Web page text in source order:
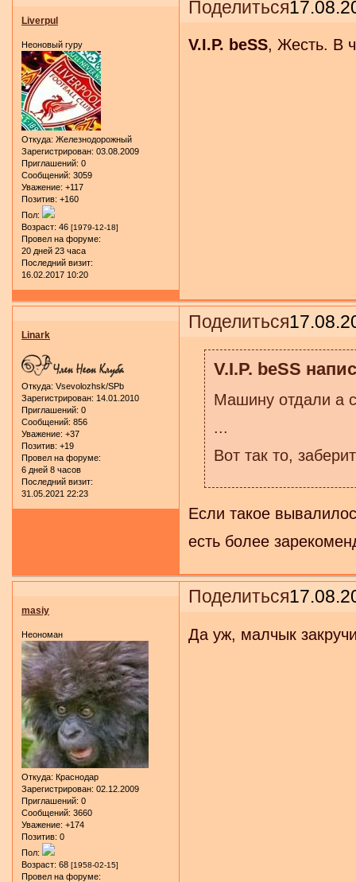
Поделиться
Liverpul
Неоновый гуру
Откуда: Железнодорожный
Зарегистрирован: 03.08.2009
Приглашений: 0
Сообщений: 3059
Уважение: +117
Позитив: +160
Пол:
Возраст: 46 [1979-12-18]
Провел на форуме:
20 дней 23 часа
Последний визит:
16.02.2017 10:20
V.I.P. beSS, Жесть. В
Поделиться
Linark
Откуда: Vsevolozhsk/SPb
Зарегистрирован: 14.01.2010
Приглашений: 0
Сообщений: 856
Уважение: +37
Позитив: +19
Провел на форуме:
6 дней 8 часов
Последний визит:
31.05.2021 22:23
V.I.P. beSS
Машину отдали а
...
Вот так то,
Если такое
есть более
Поделиться
masiy
Неономан
Откуда: Краснодар
Зарегистрирован: 02.12.2009
Приглашений: 0
Сообщений: 3660
Уважение: +174
Позитив: 0
Пол:
Возраст: 68 [1958-02-15]
Провел на форуме:
Да уж, малчык